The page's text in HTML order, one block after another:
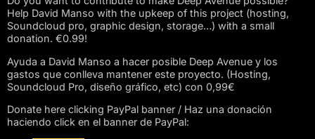
Help David Manso with the upkeep of this project (hosting,
Soundcloud pro, graphic design, storage…) with a small
donation. €0.99!
Ayuda a David Manso a hacer posible Deep Avenue y los
gastos que conlleva mantener este proyecto. (Hosting,
Soundcloud Pro, diseño gráfico, etc) con 0,99€
Donate here clicking PayPal banner / Haz una donación
haciendo click en el banner de PayPal: